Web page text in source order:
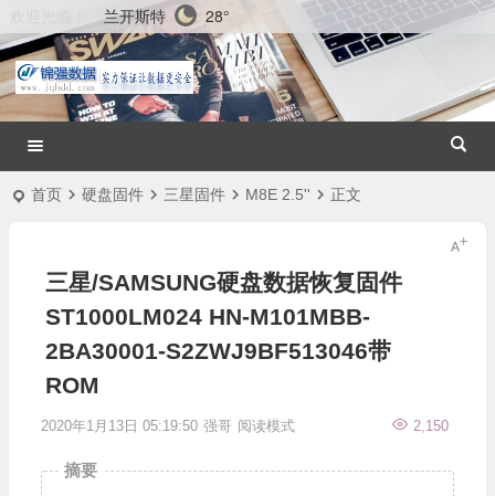
兰开斯特 28°
首页 硬盘固件 三星固件 M8E 2.5'' 正文
三星/SAMSUNG硬盘数据恢复固件
ST1000LM024 HN-M101MBB-
2BA30001-S2ZWJ9BF513046带
ROM
2020年1月13日 05:19:50 强哥 2,150
阅读模式
摘要